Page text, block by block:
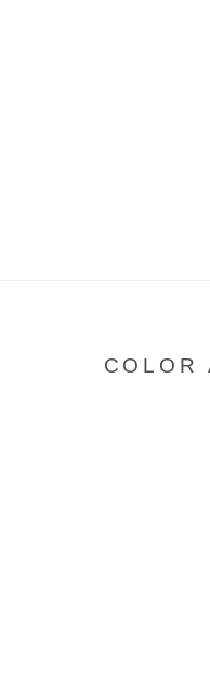
COLOR